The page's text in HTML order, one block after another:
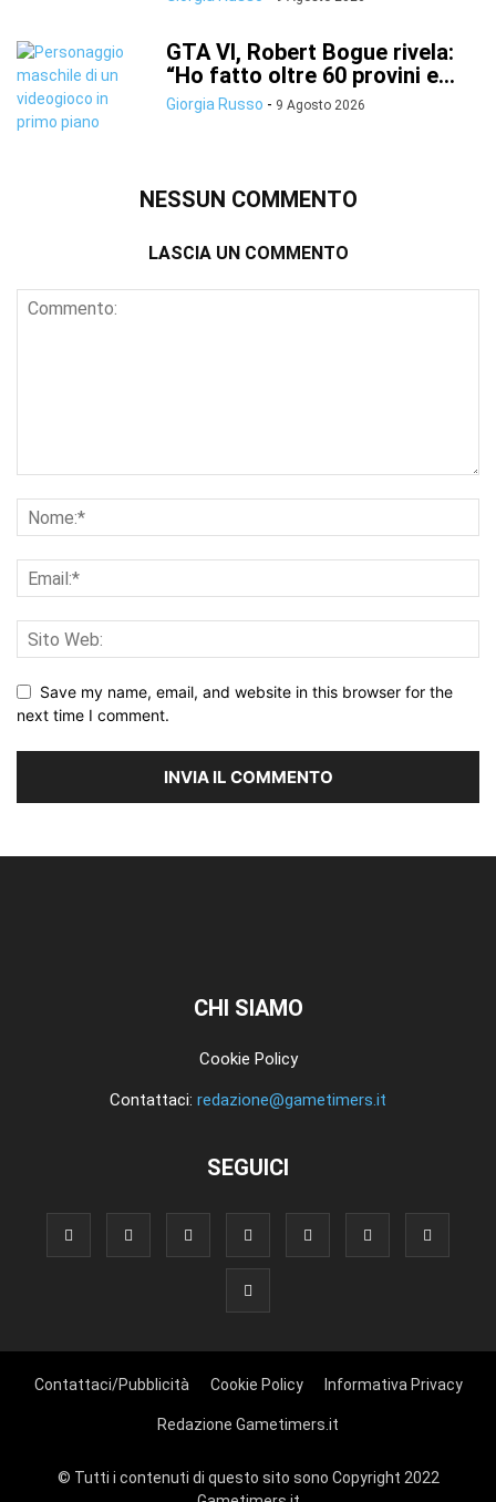
GTA VI, Robert Bogue rivela:
“Ho fatto oltre 60 provini e...
Giorgia Russo - 9 Agosto 2026
NESSUN COMMENTO
LASCIA UN COMMENTO
Save my name, email, and website in this browser for the
next time I comment.
CHI SIAMO
Cookie Policy
Contattaci: redazione@gametimers.it
SEGUICI
Contattaci/Pubblicità Cookie Policy Informativa Privacy
Redazione Gametimers.it
© Tutti i contenuti di questo sito sono Copyright 2022